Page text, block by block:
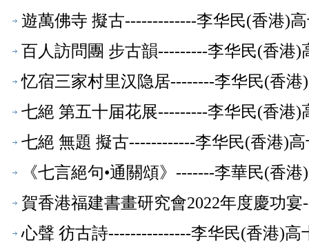
遊萬佛寺 擬古-------------李华民(香港)
百人訪問團 步古韻---------李华民(香港)
忆宿三家村里汉隐居--------李华民(香
七絕 第五十届花展---------李华民(香港)
七絕 無題 擬古------------李华民(香港)
《七言絕句•通關頌》-------李華民(香
賀香港福建書畫研究會2022年度慶功
心聲 彷古詩---------------李华民(香港)高